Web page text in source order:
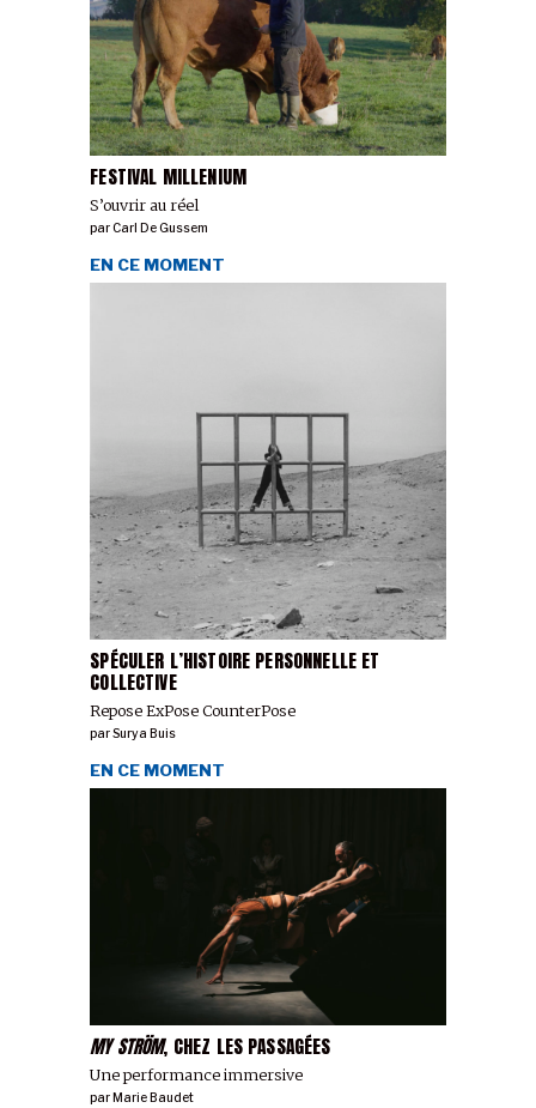
FESTIVAL MILLENIUM
S’ouvrir au réel
parCarl De Gussem
SPÉCULER L’HISTOIRE PERSONNELLE ET
COLLECTIVE
Repose ExPose CounterPose
EN CE MOMENT
parSurya Buis
MY STRÖM, CHEZ LES PASSAGÉES
Une performance immersive
EN CE MOMENT
par Marie Baudet